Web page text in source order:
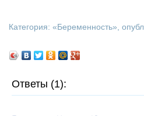
Категория: «Беременность»,
Ответы (1):